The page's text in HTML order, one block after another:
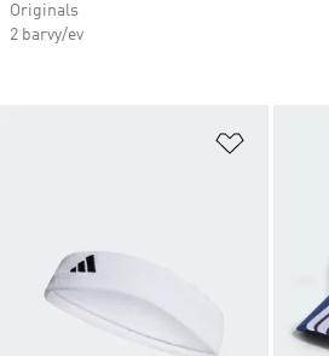
Originals
2 barvy/ev